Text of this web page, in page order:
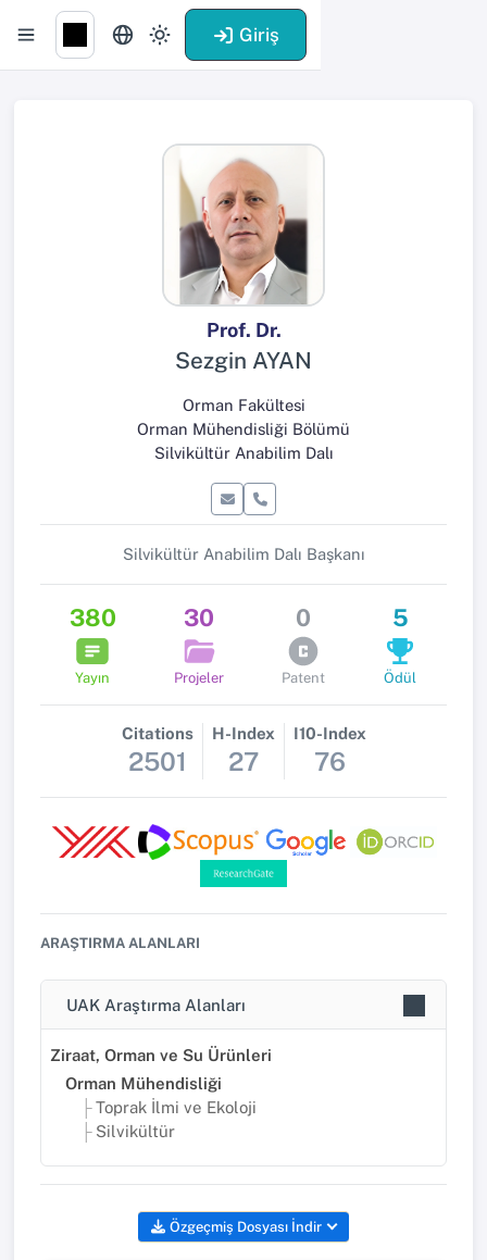
Giriş
Prof. Dr.
Sezgin AYAN
Orman Fakültesi
Orman Mühendisliği Bölümü
Silvikültür Anabilim Dalı
Silvikültür Anabilim Dalı Başkanı
380
Yayın
30
Projeler
0
Patent
5
Ödül
Citations
2501
H-Index
27
I10-Index
76
ARAŞTIRMA ALANLARI
UAK Araştırma Alanları
Ziraat, Orman ve Su Ürünleri
Orman Mühendisliği
Toprak İlmi ve Ekoloji
Silvikültür
Özgeçmiş Dosyası İndir